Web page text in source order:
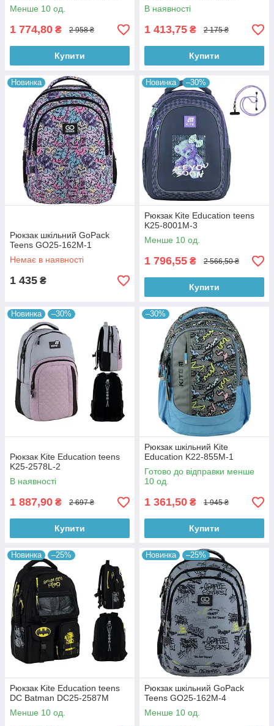
Менше 10 од.
1 774,80 ₴ 2 958 ₴
Купити
В наявності
1 413,75 ₴ 2 175 ₴
Купити
Новинка
Рюкзак шкільний GoPack
Teens GO25-162M-1
Немає в наявності
1 435 ₴
Новинка –30%
Рюкзак Kite Education teens
K25-8001M-3
Менше 10 од.
1 796,55 ₴ 2 566,50 ₴
Купити
Новинка –30%
Рюкзак Kite Education teens
K25-2578L-2
В наявності
1 887,90 ₴ 2 697 ₴
Купити
–30%
Рюкзак шкільний Kite
Education K22-855M-1
Готово до відправки менше
10 од.
1 361,50 ₴ 1 945 ₴
Купити
Новинка –25%
Рюкзак Kite Education teens
DC Batman DC25-2587M
Менше 10 од.
Новинка –25%
Рюкзак шкільний GoPack
Teens GO25-162M-4
Менше 10 од.